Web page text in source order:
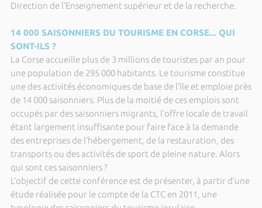
Direction de l’Enseignement supérieur et de la recherche.
14 000 SAISONNIERS DU TOURISME EN CORSE... QUI
SONT-ILS ?
La Corse accueille plus de 3 millions de touristes par an pour
une population de 295 000 habitants. Le tourisme constitue
une des activités économiques de base de l’île et emploie près
de 14 000 saisonniers. Plus de la moitié de ces emplois sont
occupés par des saisonniers migrants, l’offre locale de travail
étant largement insuffisante pour faire face à la demande
des entreprises de l’hébergement, de la restauration, des
transports ou des activités de sport de pleine nature. Alors
qui sont ces saisonniers ?
L’objectif de cette conférence est de présenter, à partir d’une
étude réalisée pour le compte de la CTC en 2011, une